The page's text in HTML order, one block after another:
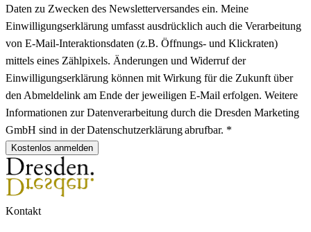
Daten zu Zwecken des Newsletterversandes ein. Meine
Einwilligungserklärung umfasst ausdrücklich auch die Verarbeitung
von E-Mail-Interaktionsdaten (z.B. Öffnungs- und Klickraten)
mittels eines Zählpixels. Änderungen und Widerruf der
Einwilligungserklärung können mit Wirkung für die Zukunft über
den Abmeldelink am Ende der jeweiligen E-Mail erfolgen. Weitere
Informationen zur Datenverarbeitung durch die Dresden Marketing
GmbH sind in der Datenschutzerklärung abrufbar. *
Kostenlos anmelden
Kontakt